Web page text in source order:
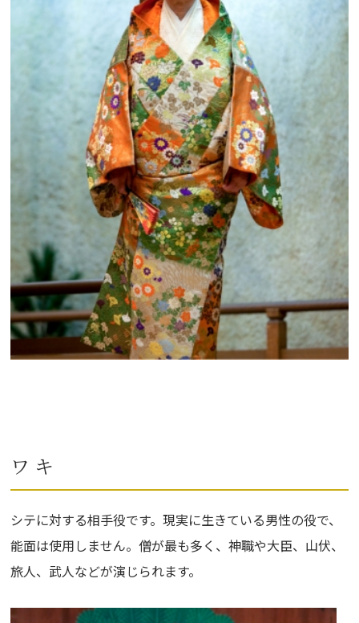
ワ キ
シテに対する相手役です。現実に生きている男性の役で、
能面は使用しません。僧が最も多く、神職や大臣、山伏、
旅人、武人などが演じられます。